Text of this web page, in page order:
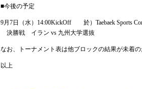
■今後の予定
9月7日（水）14:00KickOff 於）Taebaek Sports
決勝戦 イラン vs 九州大学選抜
なお、トーナメント表は他ブロックの結果が未着の
以上